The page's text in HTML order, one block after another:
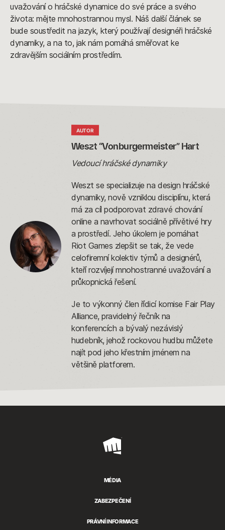
uvažování o hráčské dynamice do své práce a svého
života: mějte mnohostrannou mysl. Náš další článek se
bude soustředit na jazyk, který používají designéři hráčské
dynamiky, a na to, jak nám pomáhá směřovat ke
zdravějším sociálním prostředím.
AUTOR
Weszt “Vonburgermeister” Hart
Vedoucí hráčské dynamiky
Weszt se specializuje na design hráčské
dynamiky, nově vzniklou disciplínu, která
má za cíl podporovat zdravé chování
online a navrhovat sociálně přívětivé hry
a prostředí. Jeho úkolem je pomáhat
Riot Games zlepšit se tak, že vede
celofiremní kolektiv týmů a designérů,
kteří rozvíjejí mnohostranné uvažování a
průkopnická řešení.
Je to výkonný člen řídicí komise Fair Play
Alliance, pravidelný řečník na
konferencích a bývalý nezávislý
hudebník, jehož rockovou hudbu můžete
najít pod jeho křestním jménem na
většině platforem.
Riot
MÉDIA
ZABEZPEČENÍ
PRÁVNÍ INFORMACE